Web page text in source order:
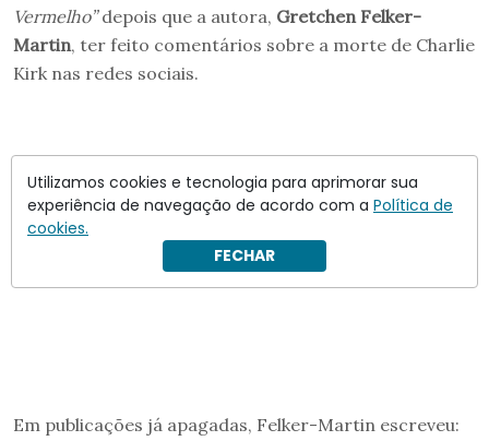
Vermelho”depois que a autora, Gretchen Felker-
Martin, ter feito comentários sobre a morte de Charlie
Kirk nas redes sociais.
Em publicações já apagadas, Felker-Martin escreveu:
Utilizamos cookies e tecnologia para aprimorar sua
experiência de navegação de acordo com a Política de
cookies.
FECHAR